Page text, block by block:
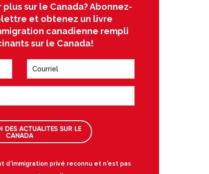
sur le Canada? Abonnez-
et obtenez un livre
canadienne rempli
sur le Canada!
DES ACTUALITES SUR LE
CANADA
d'immigration privé reconnu et n'est pas